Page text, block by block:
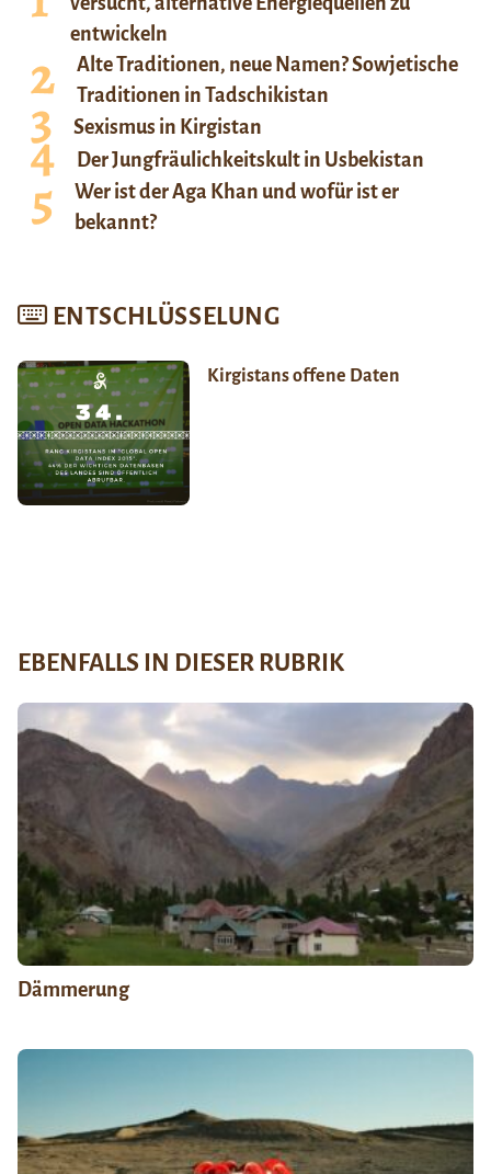
entwickeln
Alte Traditionen, neue Namen? Sowjetische
Traditionen in Tadschikistan
Sexismus in Kirgistan
Der Jungfräulichkeitskult in Usbekistan
Wer ist der Aga Khan und wofür ist er
bekannt?
ENTSCHLÜSSELUNG
Kirgistans offene Daten
EBENFALLS IN DIESER RUBRIK
Dämmerung